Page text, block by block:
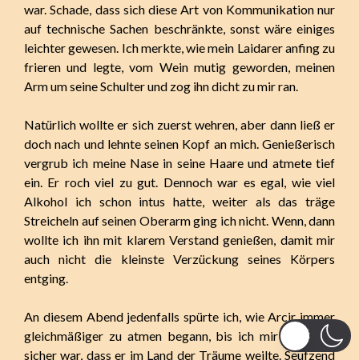
war. Schade, dass sich diese Art von Kommunikation nur
auf technische Sachen beschränkte, sonst wäre einiges
leichter gewesen. Ich merkte, wie mein Laidarer anfing zu
frieren und legte, vom Wein mutig geworden, meinen
Arm um seine Schulter und zog ihn dicht zu mir ran.
Natürlich wollte er sich zuerst wehren, aber dann ließ er
doch nach und lehnte seinen Kopf an mich. Genießerisch
vergrub ich meine Nase in seine Haare und atmete tief
ein. Er roch viel zu gut. Dennoch war es egal, wie viel
Alkohol ich schon intus hatte, weiter als das träge
Streicheln auf seinen Oberarm ging ich nicht. Wenn, dann
wollte ich ihn mit klarem Verstand genießen, damit mir
auch nicht die kleinste Verzückung seines Körpers
entging.
An diesem Abend jedenfalls spürte ich, wie Arcir immer
gleichmäßiger zu atmen begann, bis ich mir komplett
sicher war, dass er im Land der Träume weilte. Seufzend